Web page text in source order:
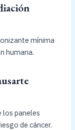
mínima
humana.
los paneles
de cáncer.